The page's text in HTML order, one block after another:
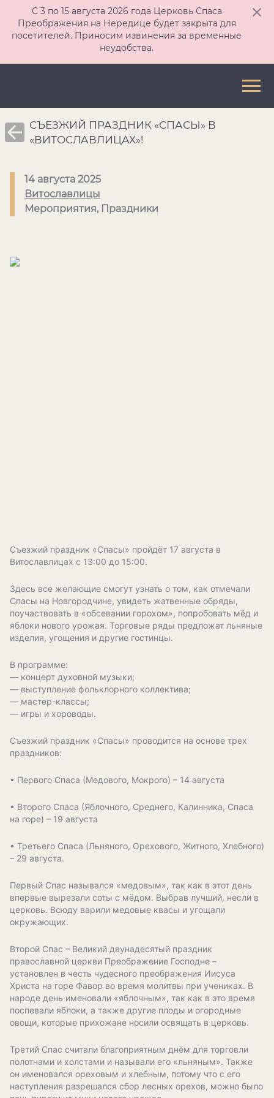
С 3 по 15 августа 2026 года Церковь Спаса
Преображения на Нередице будет закрыта для
посетителей. Приносим извинения за временные
неудобства.
СЪЕЗЖИЙ ПРАЗДНИК «СПАСЫ» В
«ВИТОСЛАВЛИЦАХ»!
14 августа 2025
Витославлицы
Мероприятия, Праздники
Съезжий праздник «Спасы» пройдёт 17 августа в
Витославлицах с 13:00 до 15:00.
Здесь все желающие смогут узнать о том, как отмечали
Спасы на Новгородчине, увидеть жатвенные обряды,
поучаствовать в «обсевании горохом», попробовать мёд и
яблоки нового урожая. Торговые ряды предложат льняные
изделия, угощения и другие гостинцы.
В программе:
— концерт духовной музыки;
— выступление фольклорного коллектива;
— мастер-классы;
— игры и хороводы.
Съезжий праздник «Спасы» проводится на основе трех
праздников:
• Первого Спаса (Медового, Мокрого) – 14 августа
• Второго Спаса (Яблочного, Среднего, Калинника, Спаса
на горе) – 19 августа
• Третьего Спаса (Льняного, Орехового, Житного, Хлебного)
– 29 августа.
Первый Спас назывался «медовым», так как в этот день
впервые вырезали соты с мёдом. Выбрав лучший, несли в
церковь. Всюду варили медовые квасы и угощали
окружающих.
Второй Спас – Великий двунадесятый праздник
православной церкви Преображение Господне –
установлен в честь чудесного преображения Иисуса
Христа на горе Фавор во время молитвы при учениках. В
народе день именовали «яблочным», так как в это время
поспевали яблоки, а также другие плоды и огородные
овощи, которые прихожане носили освящать в церковь.
Третий Спас считали благоприятным днём для торговли
полотнами и холстами и называли его «льняным». Также
он именовался ореховым и хлебным, потому что с его
наступления разрешался сбор лесных орехов, можно было